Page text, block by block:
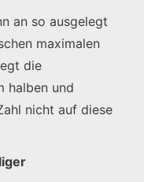
an so ausgelegt
maximalen
die
halben und
nicht auf diese